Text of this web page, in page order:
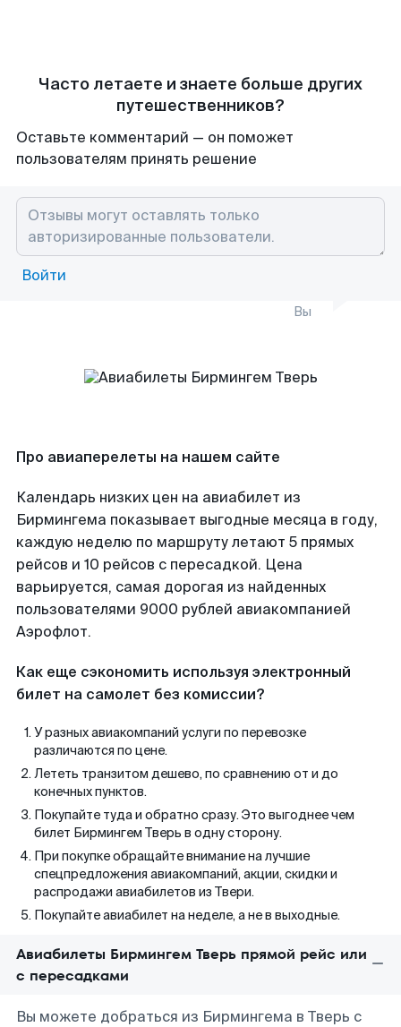
Часто летаете и знаете больше других
путешественников?
Оставьте комментарий — он поможет
пользователям принять решение
Войти
Вы
Про авиаперелеты на нашем сайте
Календарь низких цен на авиабилет из
Бирмингема показывает выгодные месяца в году,
каждую неделю по маршруту летают 5 прямых
рейсов и 10 рейсов с пересадкой. Цена
варьируется, самая дорогая из найденных
пользователями 9000 рублей авиакомпанией
Аэрофлот.
Как еще сэкономить используя электронный
билет на самолет без комиссии?
У разных авиакомпаний услуги по перевозке
различаются по цене.
Лететь транзитом дешево, по сравнению от и до
конечных пунктов.
Покупайте туда и обратно сразу. Это выгоднее чем
билет Бирмингем Тверь в одну сторону.
При покупке обращайте внимание на лучшие
спецпредложения авиакомпаний, акции, скидки и
распродажи авиабилетов из Твери.
Покупайте авиабилет на неделе, а не в выходные.
Авиабилеты Бирмингем Тверь прямой рейс или
с пересадками
Вы можете добраться из Бирмингема в Тверь с